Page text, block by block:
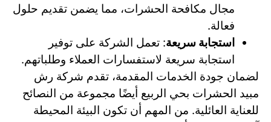
مجال مكافحة الحشرات، مما يضمن تقديم حلول
فعالة.
استجابة سريعة: تعمل الشركة على توفير
استجابة سريعة لاستفسارات العملاء وطلباتهم.
لضمان جودة الخدمات المقدمة، تقدم شركة رش
مبيد الحشرات بحي الربيع أيضًا مجموعة من النصائح
للعناية العائلية. من المهم أن تكون البيئة المحيطة